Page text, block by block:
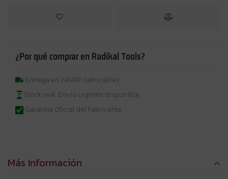
¿Por qué comprar en Radikal Tools?
Entrega en 24/48h laborables
Stock real. Envío urgente disponible
Garantia Oficial del Fabricante
Más Información